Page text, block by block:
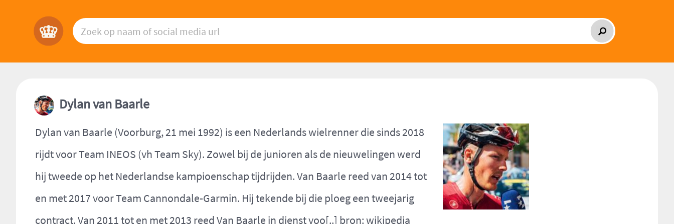
Dylan van Baarle
Dylan van Baarle (Voorburg, 21 mei 1992) is een Nederlands wielrenner die sinds 2018
rijdt voor Team INEOS (vh Team Sky). Zowel bij de junioren als de nieuwelingen werd
hij tweede op het Nederlandse kampioenschap tijdrijden. Van Baarle reed van 2014 tot
en met 2017 voor Team Cannondale-Garmin. Hij tekende bij die ploeg een tweejarig
contract. Van 2011 tot en met 2013 reed Van Baarle in dienst voo[..] bron:wikipedia